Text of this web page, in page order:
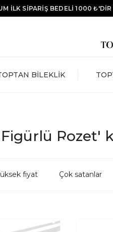
İLK SİPARİŞ BEDELİ 1000
BİLEKLİK
Rozet'
fiyat Çok satanlar